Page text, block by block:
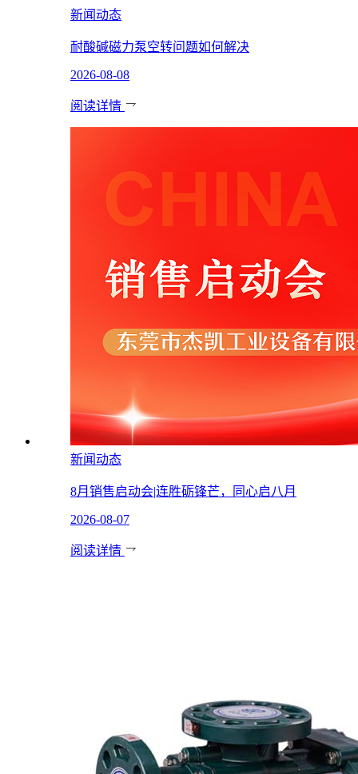
新闻动态
耐酸碱磁力泵空转问题如何解决
2026-08-08
阅读详情
新闻动态
8月销售启动会|连胜砺锋芒，同心启八月
2026-08-07
阅读详情